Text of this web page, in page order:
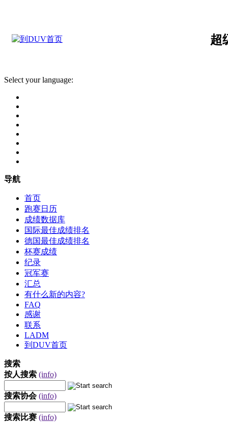
超
Select your language:
导航
首页
跑赛日历
成绩数据库
国际最佳成绩排名
德国最佳成绩排名
杯赛成绩
纪录
冠军赛
汇总
有什么新的内容?
FAQ
感谢
联系
LADM
到DUV首页
搜索
按人搜索 (info)
搜索协会 (info)
搜索比赛 (info)